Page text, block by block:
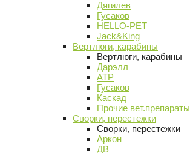
Дягилев
Гусаков
HELLO-PET
Jack&King
Вертлюги, карабины
Вертлюги, карабины
Дарэлл
АТР
Гусаков
Каскад
Прочие вет.препараты
Сворки, перестежки
Сворки, перестежки
Аркон
ДВ